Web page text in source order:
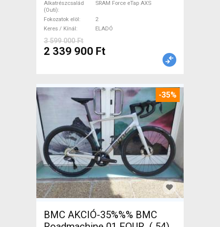
garanciával ELADÓ
Alkatrészcsalád
(Outi)
SRAM Force eTap AXS
Fokozatok elöl
2
Keres / Kínál
ELADÓ
3 599 000 Ft
2 339 900 Ft
-35%
BMC AKCIÓ-35%%% BMC